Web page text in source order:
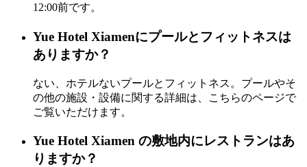
12:00前です。
Yue Hotel Xiamenにプールとフィットネスは
ありますか？
ない、ホテルないプールとフィットネス。プールやそ
の他の施設・設備に関する詳細は、こちらのページで
ご覧いただけます。
Yue Hotel Xiamen の敷地内にレストランはあ
りますか？